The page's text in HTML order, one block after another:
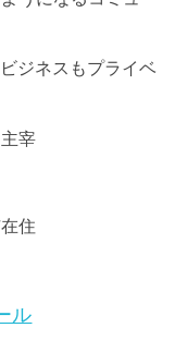
ジネスもプライベ
宰
住
ル